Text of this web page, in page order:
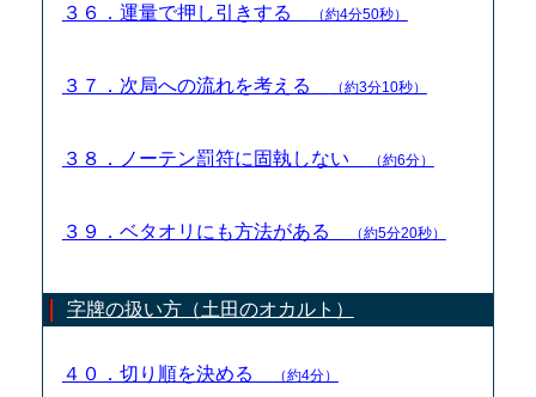
３６．運量で押し引きする （約4分50秒）
３７．次局への流れを考える （約3分10秒）
３８．ノーテン罰符に固執しない （約6分）
３９．ベタオリにも方法がある （約5分20秒）
字牌の扱い方（土田のオカルト）
４０．切り順を決める （約4分）